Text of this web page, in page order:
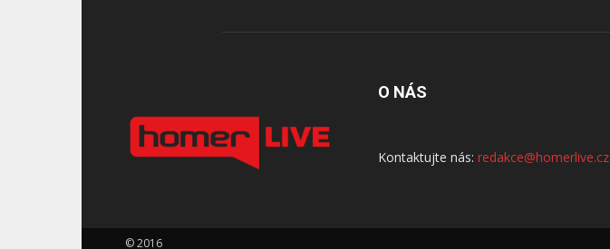
O NÁS
Kontaktujte nás: redakce@homerlive.cz
© 2016